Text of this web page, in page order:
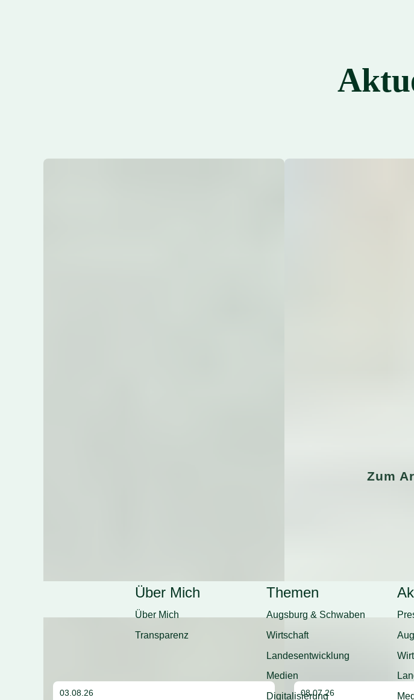
03.08.26 08.07.26
Zum
Über Mich
Über Mich
Transparenz
Themen
Augsburg & Schwaben
Wirtschaft
Landesentwicklung
Medien
Digitalisierung